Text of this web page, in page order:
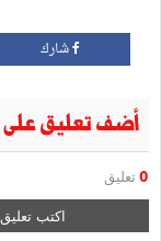
شارك
أضف تعليق على
0 تعليق
اكتب تعليق